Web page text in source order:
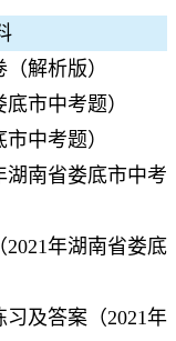
解析版）
市中考题）
中考题）
湖南省娄底市中考
2021年湖南省娄底
及答案（2021年